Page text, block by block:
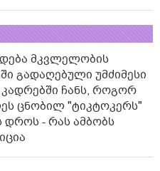
მკვლელობის
გადაღებული უმძიმესი
ჩანს, როგორ
ცნობილ "ტიკტოკერს"
დროს - რას ამბობს